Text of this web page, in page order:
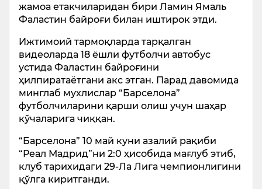
жамоа етакчиларидан бири Ламин Ямаль
Фаластин байроғи билан иштирок этди.
Ижтимоий тармоқларда тарқалган
видеоларда 18 ёшли футболчи автобус
устида Фаластин байроғини
ҳилпиратаётгани акс этган. Парад давомида
минглаб мухлислар “Барселона”
футболчиларини қарши олиш учун шаҳар
кўчаларига чиққан.
“Барселона” 10 май куни азалий рақиби
“Реал Мадрид”ни 2:0 ҳисобида мағлуб этиб,
клуб тарихидаги 29-Ла Лига чемпионлигини
қўлга киритганди.